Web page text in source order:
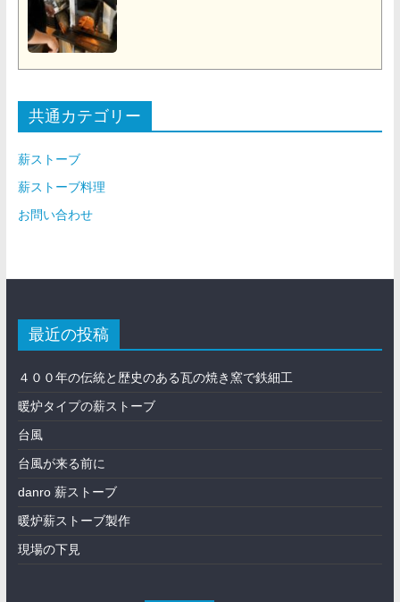
共通カテゴリー
薪ストーブ
薪ストーブ料理
お問い合わせ
最近の投稿
４００年の伝統と歴史のある瓦の焼き窯で鉄細工
暖炉タイプの薪ストーブ
台風
台風が来る前に
danro 薪ストーブ
暖炉薪ストーブ製作
現場の下見